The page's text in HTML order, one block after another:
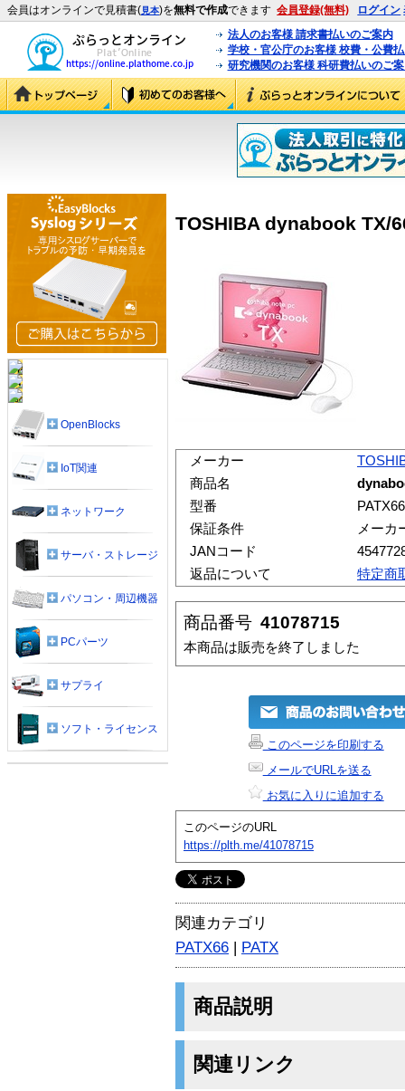
会員はオンラインで見積書(見本)を無料で作成できます 会員登録(無料) ログイン
法人のお客様 請求書払いのご案内
学校・官公庁のお客様 校費・公費
研究機関のお客様 科研費払いのご
TOSHIBA dynabook TX/
メーカー
商品名
型番
保証条件
メーカ
JANコード
返品について
特定商
商品番号 41078715
本商品は販売を終了しました
このページを印刷する
メールでURLを送る
お気に入りに追加する
このページのURL
https://plth.me/41078715
関連カテゴリ
PATX66 | PATX
商品説明
関連リンク
OpenBlocks
IoT関連
ネットワーク
サーバ・ストレージ
パソコン・周辺機器
PCパーツ
サプライ
ソフト・ライセンス